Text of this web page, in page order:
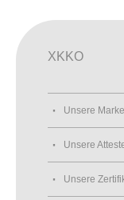
XKKO
Unsere
Unsere
Unsere